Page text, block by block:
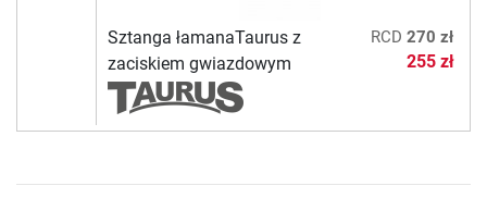
Sztanga łamanaTaurus z
zaciskiem gwiazdowym
RCD 270 zł
255 zł